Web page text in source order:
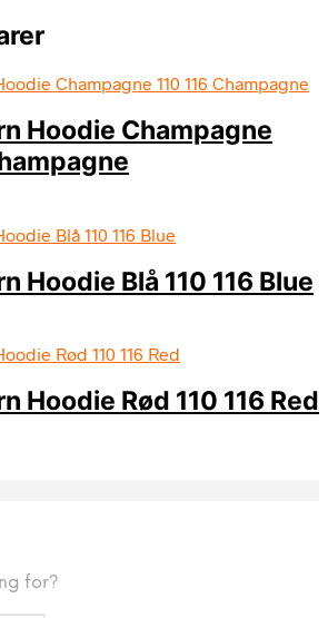
Hoodie Champagne
Hoodie Blå 110 116 Blue
Hoodie Rød 110 116 Red
for?